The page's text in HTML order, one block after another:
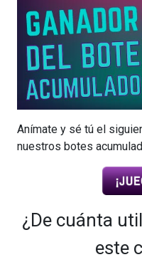
Anímate y sé tú el
nuestros botes
¿De cuánta
este